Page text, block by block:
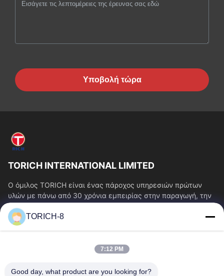
Υποβολή τώρα
TORICH INTERNATIONAL LIMITED
Ο όμιλος TORICH είναι ένας πάροχος υπηρεσιών πρώτων
υλών με πάνω από 30 χρόνια εμπειρίας στην παραγωγή, την
έρευνα και ανάπτυξη, το εμπόριο, την...
Γρήγοροι Σύνδεσμοι
Σχετικά Με Εμάς
Γύρος Εργοστασίων
Ποιοτικός Έλεγχος
TORICH-8
7:12 PM
Good day, what product are you looking for?